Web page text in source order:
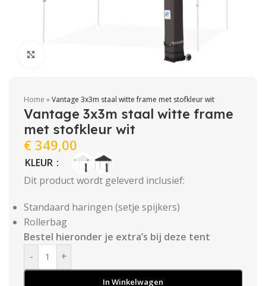
Home »Vantage 3x3m staal witte frame met stofkleur wit
Vantage 3x3m staal witte frame
met stofkleur wit
€ 349,00
KLEUR
Dit product wordt geleverd inclusief:
Standaard haringen (setje spijkers)
Rollerbag
Bestel hieronder je extra’s bij deze tent
-
+
In Winkelwagen